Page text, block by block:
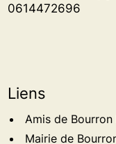
0614472696
Liens
Amis de
Mairie de